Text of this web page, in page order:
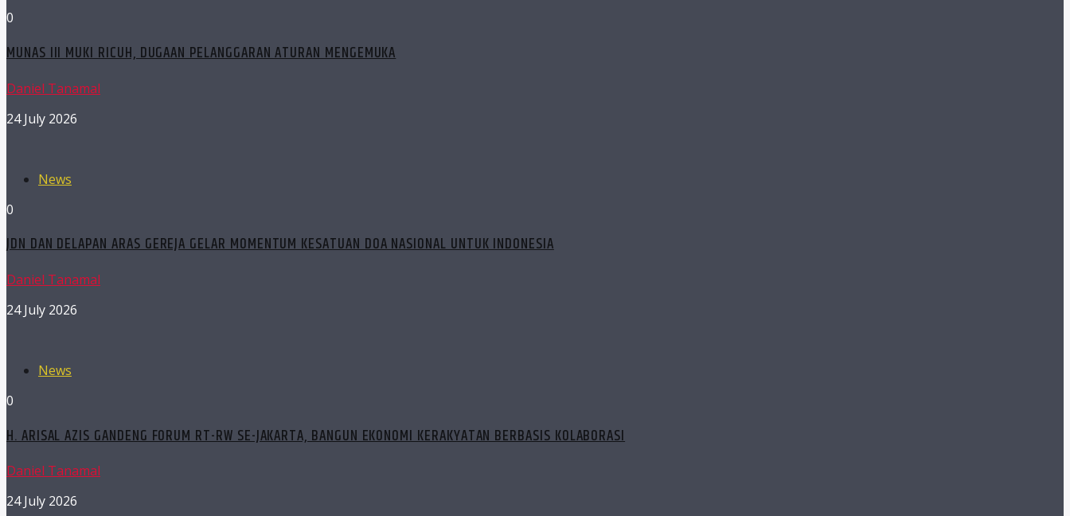
0
MUNAS III MUKI RICUH, DUGAAN PELANGGARAN ATURAN MENGEMUKA
Daniel Tanamal
24 July 2026
News
0
JDN DAN DELAPAN ARAS GEREJA GELAR MOMENTUM KESATUAN DOA NASIONAL UNTUK INDONESIA
Daniel Tanamal
24 July 2026
News
0
H. ARISAL AZIS GANDENG FORUM RT-RW SE-JAKARTA, BANGUN EKONOMI KERAKYATAN BERBASIS KOLABORASI
Daniel Tanamal
24 July 2026